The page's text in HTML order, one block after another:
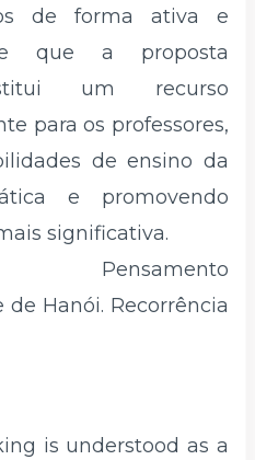
de forma ativa e
que a proposta
um recurso
para os professores,
de ensino da
e promovendo
significativa.
Pensamento
Hanói. Recorrência
is understood as a